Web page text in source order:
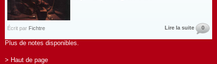
Écrit par Fichtre Lire la suite 0
Plus de notes disponibles.
> Haut de page